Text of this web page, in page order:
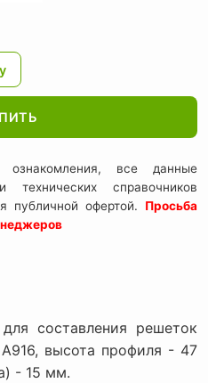
все данные
справочников
публичной офертой. Просьба
составления решеток
высота профиля - 47
- 15 мм.